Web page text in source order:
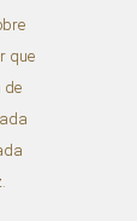
que
de